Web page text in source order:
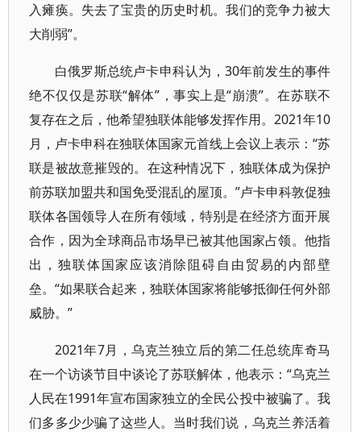
入瘫痪。失去了宝贵的历史时机。我们的竞争力被大
大削弱”。
白俄罗斯总统卢卡申科认为，30年前发生的事件
绝不仅仅是苏联“解体”，事实上是“崩溃”。在苏联不
复存在之后，他希望独联体能够发挥作用。2021年10
月，卢卡申科在独联体国家元首线上会议上表示：“苏
联是被故意摧毁的。在这种情况下，独联体成为保护
前苏联加盟共和国免受混乱的屋顶。”卢卡申科敦促独
联体各国领导人在所有领域，特别是在经济方面开展
合作，因为全球商品市场早已被其他国家占领。他指
出，独联体国家应该消除阻碍自由贸易的内部壁
垒。“如果联合起来，独联体国家将能够抵御任何外部
威胁。”
2021年7月，乌克兰独立后的第二任总统库奇马
在一个访谈节目中谈论了苏联解体，他表示：“乌克兰
人民在1991年宣布国家独立的全民公投中被骗了。我
们多多少少骗了这些人。当时我们说，乌克兰养活着